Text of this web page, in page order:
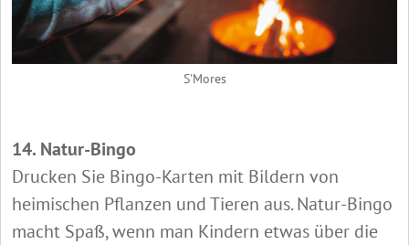
S'Mores
14. Natur-Bingo
Drucken Sie Bingo-Karten mit Bildern von
heimischen Pflanzen und Tieren aus. Natur-Bingo
macht Spaß, wenn man Kindern etwas über die